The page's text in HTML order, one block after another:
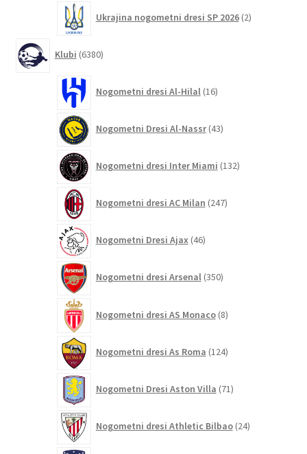
Ukrajina nogometni dresi SP 2026 2izdelka
Klubi 6380izdelkov
Nogometni dresi Al-Hilal 16izdelkov
Nogometni Dresi Al-Nassr 43izdelkov
Nogometni dresi Inter Miami 132izdelkov
Nogometni dresi AC Milan 247izdelkov
Nogometni Dresi Ajax 46izdelkov
Nogometni dresi Arsenal 350izdelkov
Nogometni dresi AS Monaco 8izdelkov
Nogometni dresi As Roma 124izdelkov
Nogometni Dresi Aston Villa 71izdelkov
Nogometni dresi Athletic Bilbao 24izdelkov